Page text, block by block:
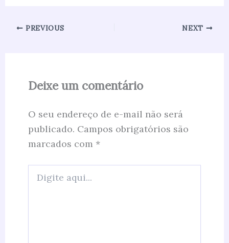
PREVIOUS NEXT
Deixe um comentário
O seu endereço de e-mail não será
publicado. Campos obrigatórios são
marcados com *
aqui...